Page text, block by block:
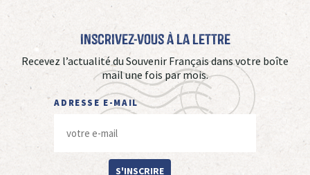
Inscrivez-vous à La Lettre
Recevez l’actualité du Souvenir Français dans votre boîte
mail une fois par mois.
ADRESSE E-MAIL
S'INSCRIRE